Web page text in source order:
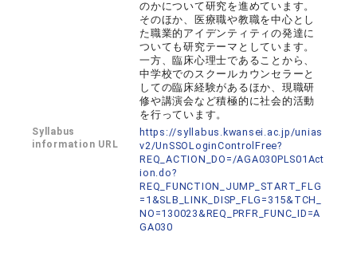
のかについて研究を進めています。
そのほか、医療職や教職を中心とし
た職業的アイデンティティの発達に
ついても研究テーマとしています。
一方、臨床心理士であることから、
中学校でのスクールカウンセラーと
しての臨床経験があるほか、現職研
修や講演会など積極的に社会的活動
を行っています。
Syllabus
information URL
https://syllabus.kwansei.ac.jp/unias
v2/UnSSOLoginControlFree?
REQ_ACTION_DO=/AGA030PLS01Act
ion.do?
REQ_FUNCTION_JUMP_START_FLG
=1&SLB_LINK_DISP_FLG=315&TCH_
NO=130023&REQ_PRFR_FUNC_ID=A
GA030